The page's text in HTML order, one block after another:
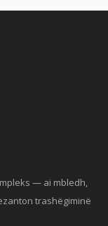
— ai mbledh,
trashëgiminë